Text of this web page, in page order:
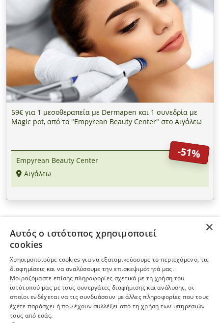
59€ για 1 μεσοθεραπεία με Dermapen και 1 συνεδρία με
Magic pot, από το "Empyrean Beauty Center" στο Αιγάλεω
-51%
Empyrean Beauty Center
Αιγάλεω
ΠΛΗΡΟΦΟΡΙΕΣ
Η ΕΤΑΙΡΕΙΑ
ΠΕΡΙΣΣΟΤΕΡΑ
ΕΓΓΡΑΦΗ ΣΤΟ NEWSLETTER
×
Αυτός ο ιστότοπος χρησιμοποιεί
cookies
Χρησιμοποιούμε cookies για να εξατομικεύσουμε το περιεχόμενο, τις
διαφημίσεις και να αναλύσουμε την επισκεψιμότητά μας.
Μοιραζόμαστε επίσης πληροφορίες σχετικά με τη χρήση του
ιστότοπού μας με τους συνεργάτες διαφήμισης και ανάλυσης, οι
οποίοι ενδέχεται να τις συνδυάσουν με άλλες πληροφορίες που τους
έχετε παράσχει ή που έχουν συλλέξει από τη χρήση των υπηρεσιών
τους από εσάς.